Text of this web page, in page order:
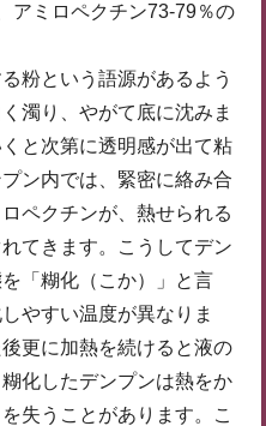
アミロペクチン73-79％の
粉という語源があるよう
濁り、やがて底に沈みま
と次第に透明感が出て粘
ン内では、緊密に絡み合
ペクチンが、熱せられる
てきます。こうしてデン
「糊化（こか）」と言
やすい温度が異なりま
更に加熱を続けると液の
化したデンプンは熱をか
失うことがあります。こ